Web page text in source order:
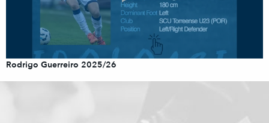
Rodrigo Guerreiro 2025/26